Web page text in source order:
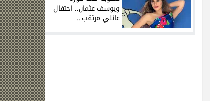
ويوسف عثمان.. احتفال
عائلي مرتقب...